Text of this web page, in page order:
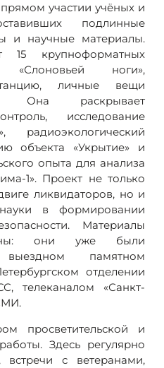
участии учёных и
подлинные
и научные материалы.
15 крупноформатных
ноги»,
личные вещи
Она раскрывает
исследование
радиоэкологический
объекта «Укрытие» и
опыта для анализа
1». Проект не только
ликвидаторов, но и
в формировании
Материалы
они уже были
памятном
отделении
телеканалом «Санкт-
просветительской и
Здесь регулярно
встречи с ветеранами,